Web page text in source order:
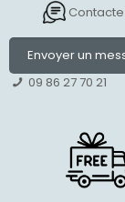
Envoyer un
09 86 27 70 21